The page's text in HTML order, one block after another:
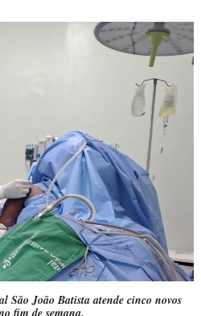
São João Batista atende cinco novos
fim de semana.